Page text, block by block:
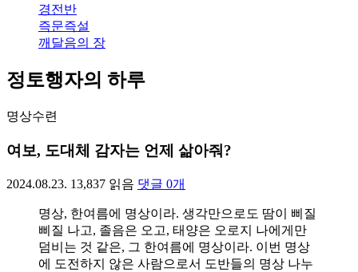
경전반
즉문즉설
깨달음의 장
정토행자의 하루
명상수련
여보, 도대체 감자는 언제 삶아줘?
2024.08.23. 13,837 읽음 댓글 0개
명상, 한여름에 명상이라. 생각만으로도 땀이 삐질
삐질 나고, 졸음은 오고, 태양은 오로지 나에게만
덤비는 것 같은, 그 한여름에 명상이라. 이번 명상
에 도전하지 않은 사람으로서 도반들의 명상 나누